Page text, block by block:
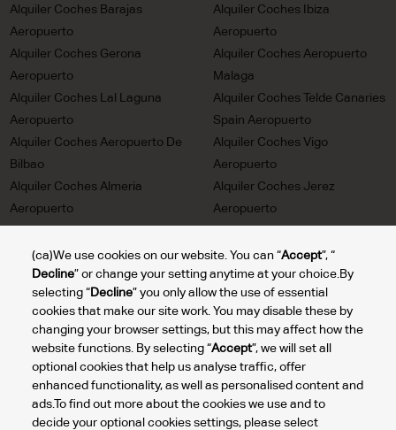
(ca)We use cookies on our website. You can “Accept”, “
Decline” or change your setting anytime at your choice.By
selecting “ Decline” you only allow the use of essential
cookies that make our site work. You may disable these by
changing your browser settings, but this may affect how the
website functions. By selecting “Accept”, we will set all
optional cookies that help us analyse traffic, offer
enhanced functionality, as well as personalised content and
ads.To find out more about the cookies we use and to
decide your optional cookies settings, please select
Alquiler Coches Barajas
Aeropuerto
Alquiler Coches Ibiza
Aeropuerto
Alquiler Coches Gerona
Aeropuerto
Alquiler Coches Aeropuerto
Malaga
Alquiler Coches Lal Laguna
Aeropuerto
Alquiler Coches Telde Canaries
Spain Aeropuerto
Alquiler Coches Aeropuerto De
Bilbao
Alquiler Coches Vigo
Aeropuerto
Alquiler Coches Almeria
Aeropuerto
Alquiler Coches Jerez
Aeropuerto
Aeropuerto
Canarie Aeropuerto
Alquiler Coches Villa De Mazo
Aeropuerto
Alquiler Coches Valencia
Aeropuerto
Compostela Aeropuerto
Alquiler Coches Granadilla De
Abona Aeropuerto
Alquiler Coches Santander
Aeropuerto